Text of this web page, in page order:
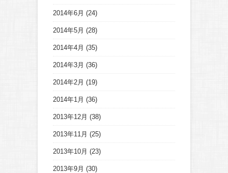
2014年6月 (24)
2014年5月 (28)
2014年4月 (35)
2014年3月 (36)
2014年2月 (19)
2014年1月 (36)
2013年12月 (38)
2013年11月 (25)
2013年10月 (23)
2013年9月 (30)